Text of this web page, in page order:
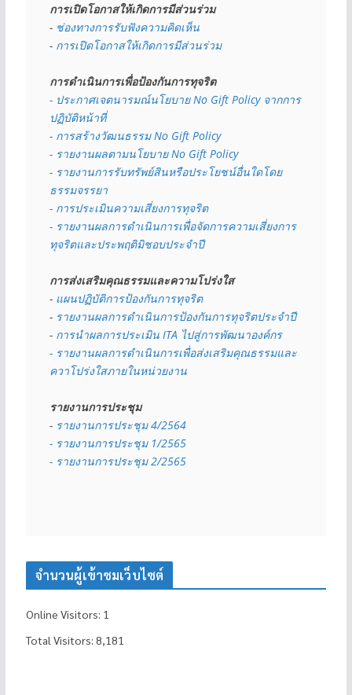
การเปิดโอกาสให้เกิดการมีส่วนร่วม
- ช่องทางการรับฟังความคิดเห็น
- การเปิดโอกาสให้เกิดการมีส่วนร่วม
การดำเนินการเพื่อป้องกันการทุจริต
- ประกาศเจตนารมณ์นโยบาย No Gift Policy จากการ
ปฏิบัติหน้าที่
- การสร้างวัฒนธรรม No Gift Policy
- รายงานผลตามนโยบาย No Gift Policy
- รายงานการรับทรัพย์สินหรือประโยชน์อื่นใดโดย
ธรรมจรรยา
- การประเมินความเสี่ยงการทุจริต
- รายงานผลการดำเนินการเพื่อจัดการความเสี่ยงการ
ทุจริตและประพฤติมิชอบประจำปี
การส่งเสริมคุณธรรมและความโปร่งใส
- แผนปฏิบัติการป้องกันการทุจริต
- รายงานผลการดำเนินการป้องกันการทุจริตประจำปี
- การนำผลการประเมิน ITA ไปสู่การพัฒนาองค์กร
- รายงานผลการดำเนินการเพื่อส่งเสริมคุณธรรมและ
ควาโปร่งใสภายในหน่วยงาน
รายงานการประชุม
- รายงานการประชุม 4/2564
- รายงานการประชุม 1/2565
- รายงานการประชุม 2/2565
จำนวนผู้เข้าชมเว็บไซต์
Online Visitors: 1
Total Visitors: 8,181